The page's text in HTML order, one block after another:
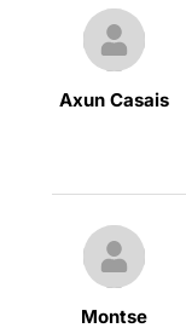
Axun Casais
Montse